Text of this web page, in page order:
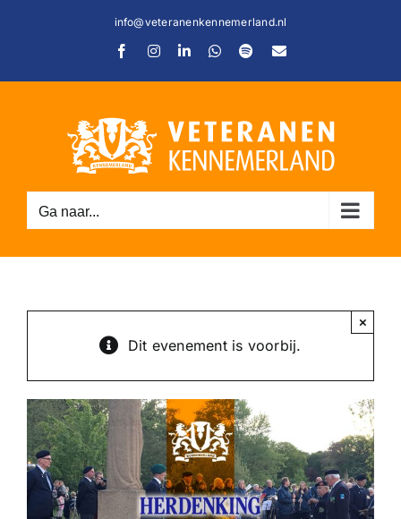
info@veteranenkennemerland.nl
FacebookInstagramLinkedInWhatsApp
SpotifyE-
Ga naar...
Dit evenement is voorbij.
×